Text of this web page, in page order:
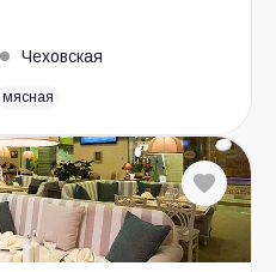
Чеховская
мясная